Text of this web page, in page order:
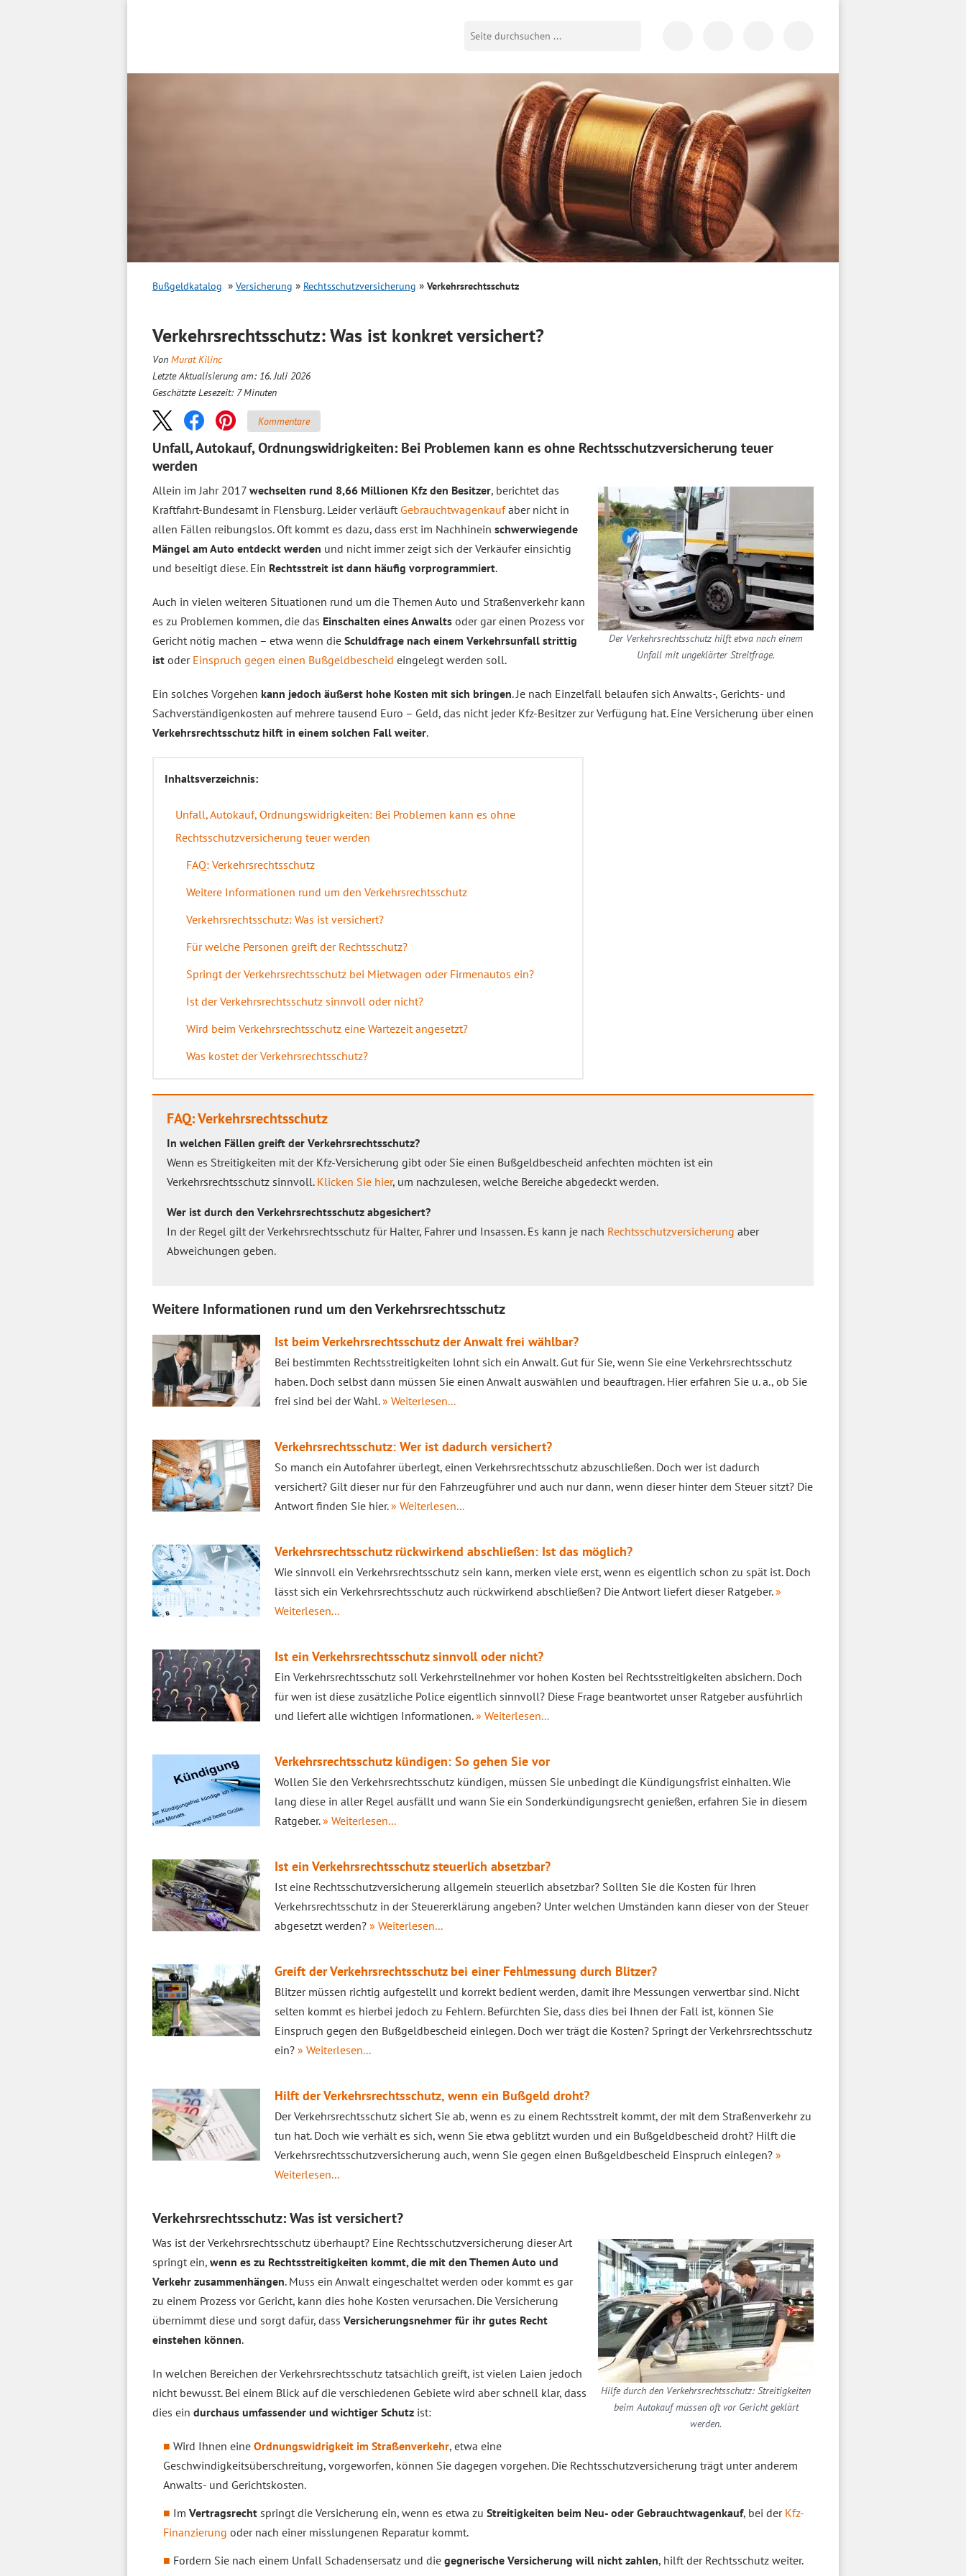
Bußgeldkatalog Versicherung Rechtsschutzversicherung Verkehrsrechtsschutz
Verkehrsrechtsschutz: Was ist konkret versichert?
Von Murat Kilinc
Letzte Aktualisierung am: 16. Juli 2026
Geschätzte Lesezeit: 7 Minuten
Kommentare
Unfall, Autokauf, Ordnungswidrigkeiten: Bei Problemen kann es ohne Rechtsschutzversicherung teuer
werden
Der Verkehrsrechtsschutz hilft etwa nach einem
Unfall mit ungeklärter Streitfrage.
Allein im Jahr 2017 wechselten rund 8,66 Millionen Kfz den Besitzer, berichtet das
Kraftfahrt-Bundesamt in Flensburg. Leider verläuft Gebrauchtwagenkaufaber nicht in
allen Fällen reibungslos. Oft kommt es dazu, dass erst im Nachhinein schwerwiegende
Mängel am Auto entdeckt werden und nicht immer zeigt sich der Verkäufer einsichtig
und beseitigt diese. Ein Rechtsstreit ist dann häufig vorprogrammiert.
Auch in vielen weiteren Situationen rund um die Themen Auto und Straßenverkehr kann
es zu Problemen kommen, die das Einschalten eines Anwalts oder gar einen Prozess vor
Gericht nötig machen – etwa wenn die Schuldfrage nach einem Verkehrsunfall strittig
ist oder Einspruch gegen einen Bußgeldbescheid eingelegt werden soll.
Ein solches Vorgehen kann jedoch äußerst hohe Kosten mit sich bringen. Je nach Einzelfall belaufen sich Anwalts-, Gerichts- und
Sachverständigenkosten auf mehrere tausend Euro – Geld, das nicht jeder Kfz-Besitzer zur Verfügung hat. Eine Versicherung über einen
Verkehrsrechtsschutz hilft in einem solchen Fall weiter.
Inhaltsverzeichnis:
Unfall, Autokauf, Ordnungswidrigkeiten: Bei Problemen kann es ohne
Rechtsschutzversicherung teuer werden
FAQ: Verkehrsrechtsschutz
Weitere Informationen rund um den Verkehrsrechtsschutz
Verkehrsrechtsschutz: Was ist versichert?
Für welche Personen greift der Rechtsschutz?
Springt der Verkehrsrechtsschutz bei Mietwagen oder Firmenautos ein?
Ist der Verkehrsrechtsschutz sinnvoll oder nicht?
Wird beim Verkehrsrechtsschutz eine Wartezeit angesetzt?
Was kostet der Verkehrsrechtsschutz?
FAQ: Verkehrsrechtsschutz
In welchen Fällen greift der Verkehrsrechtsschutz?
Wenn es Streitigkeiten mit der Kfz-Versicherung gibt oder Sie einen Bußgeldbescheid anfechten möchten ist ein
Verkehrsrechtsschutz sinnvoll. Klicken Sie hier, um nachzulesen, welche Bereiche abgedeckt werden.
Wer ist durch den Verkehrsrechtsschutz abgesichert?
In der Regel gilt der Verkehrsrechtsschutz für Halter, Fahrer und Insassen. Es kann je nach Rechtsschutzversicherung aber
Abweichungen geben.
Weitere Informationen rund um den Verkehrsrechtsschutz
Ist beim Verkehrsrechtsschutz der Anwalt frei wählbar?
Bei bestimmten Rechtsstreitigkeiten lohnt sich ein Anwalt. Gut für Sie, wenn Sie eine Verkehrsrechtsschutz
haben. Doch selbst dann müssen Sie einen Anwalt auswählen und beauftragen. Hier erfahren Sie u. a., ob Sie
frei sind bei der Wahl.» Weiterlesen...
Verkehrsrechtsschutz: Wer ist dadurch versichert?
So manch ein Autofahrer überlegt, einen Verkehrsrechtsschutz abzuschließen. Doch wer ist dadurch
versichert? Gilt dieser nur für den Fahrzeugführer und auch nur dann, wenn dieser hinter dem Steuer sitzt? Die
Antwort finden Sie hier.» Weiterlesen...
Verkehrsrechtsschutz rückwirkend abschließen: Ist das möglich?
Wie sinnvoll ein Verkehrsrechtsschutz sein kann, merken viele erst, wenn es eigentlich schon zu spät ist. Doch
lässt sich ein Verkehrsrechtsschutz auch rückwirkend abschließen? Die Antwort liefert dieser Ratgeber.»
Weiterlesen...
Ist ein Verkehrsrechtsschutz sinnvoll oder nicht?
Ein Verkehrsrechtsschutz soll Verkehrsteilnehmer vor hohen Kosten bei Rechtsstreitigkeiten absichern. Doch
für wen ist diese zusätzliche Police eigentlich sinnvoll? Diese Frage beantwortet unser Ratgeber ausführlich
und liefert alle wichtigen Informationen.» Weiterlesen...
Verkehrsrechtsschutz kündigen: So gehen Sie vor
Wollen Sie den Verkehrsrechtsschutz kündigen, müssen Sie unbedingt die Kündigungsfrist einhalten. Wie
lang diese in aller Regel ausfällt und wann Sie ein Sonderkündigungsrecht genießen, erfahren Sie in diesem
Ratgeber.» Weiterlesen...
Ist ein Verkehrsrechtsschutz steuerlich absetzbar?
Ist eine Rechtsschutzversicherung allgemein steuerlich absetzbar? Sollten Sie die Kosten für Ihren
Verkehrsrechtsschutz in der Steuererklärung angeben? Unter welchen Umständen kann dieser von der Steuer
abgesetzt werden? » Weiterlesen...
Greift der Verkehrsrechtsschutz bei einer Fehlmessung durch Blitzer?
Blitzer müssen richtig aufgestellt und korrekt bedient werden, damit ihre Messungen verwertbar sind. Nicht
selten kommt es hierbei jedoch zu Fehlern. Befürchten Sie, dass dies bei Ihnen der Fall ist, können Sie
Einspruch gegen den Bußgeldbescheid einlegen. Doch wer trägt die Kosten? Springt der Verkehrsrechtsschutz
ein? » Weiterlesen...
Hilft der Verkehrsrechtsschutz, wenn ein Bußgeld droht?
Der Verkehrsrechtsschutz sichert Sie ab, wenn es zu einem Rechtsstreit kommt, der mit dem Straßenverkehr zu
tun hat. Doch wie verhält es sich, wenn Sie etwa geblitzt wurden und ein Bußgeldbescheid droht? Hilft die
Verkehrsrechtsschutzversicherung auch, wenn Sie gegen einen Bußgeldbescheid Einspruch einlegen? »
Weiterlesen...
Verkehrsrechtsschutz: Was ist versichert?
Hilfe durch den Verkehrsrechtsschutz: Streitigkeiten
beim Autokauf müssen oft vor Gericht geklärt
werden.
Was ist der Verkehrsrechtsschutz überhaupt? Eine Rechtsschutzversicherung dieser Art
springt ein, wenn es zu Rechtsstreitigkeiten kommt, die mit den Themen Auto und
Verkehr zusammenhängen. Muss ein Anwalt eingeschaltet werden oder kommt es gar
zu einem Prozess vor Gericht, kann dies hohe Kosten verursachen. Die Versicherung
übernimmt diese und sorgt dafür, dass Versicherungsnehmer für ihr gutes Recht
einstehen können.
In welchen Bereichen der Verkehrsrechtsschutz tatsächlich greift, ist vielen Laien jedoch
nicht bewusst. Bei einem Blick auf die verschiedenen Gebiete wird aber schnell klar, dass
dies ein durchaus umfassender und wichtiger Schutz ist:
Wird Ihnen eine Ordnungswidrigkeit im Straßenverkehr, etwa eine
Geschwindigkeitsüberschreitung, vorgeworfen, können Sie dagegen vorgehen. Die Rechtsschutzversicherung trägt unter anderem
Anwalts- und Gerichtskosten.
Im Vertragsrecht springt die Versicherung ein, wenn es etwa zu Streitigkeiten beim Neu- oder Gebrauchtwagenkauf, bei der Kfz-
Finanzierung oder nach einer misslungenen Reparatur kommt.
Fordern Sie nach einem Unfall Schadensersatz und die gegnerische Versicherung will nicht zahlen, hilft der Rechtsschutz weiter.